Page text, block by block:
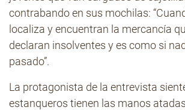
contrabando en sus mochilas:
localiza y encuentran la mercancía
declaran insolventes y es como si
pasado”.
La protagonista de la entrevista
estanqueros tienen las manos